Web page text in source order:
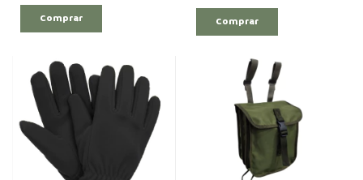
Comprar Comprar